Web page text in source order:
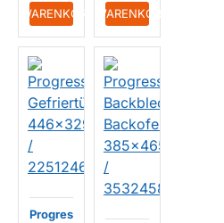
+ WARENKORB+ WARENKORB
Progres